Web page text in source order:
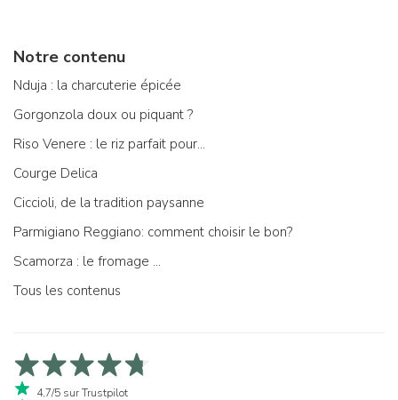
Notre contenu
Nduja : la charcuterie épicée
Gorgonzola doux ou piquant ?
Riso Venere : le riz parfait pour...
Courge Delica
Ciccioli, de la tradition paysanne
Parmigiano Reggiano: comment choisir le bon?
Scamorza : le fromage ...
Tous les contenus
4,7/5 sur Trustpilot